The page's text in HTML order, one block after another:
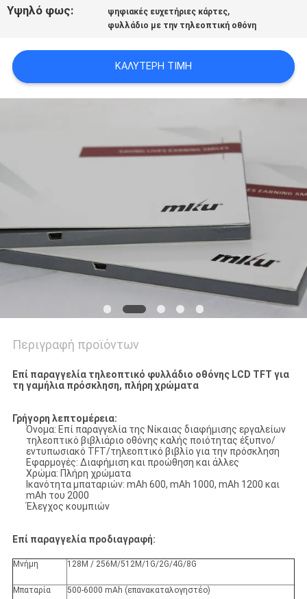
PRIVACY
POLICY
Υψηλό φως: ψηφιακές ευχετήριες κάρτες,
φυλλάδιο με την τηλεοπτική οθόνη
ΚΑΛΎΤΕΡΗ ΤΙΜΉ
Περιγραφή προϊόντων
Επί παραγγελία τηλεοπτικό φυλλάδιο οθόνης LCD TFT για
τη γαμήλια πρόσκληση, πλήρη χρώματα
Γρήγορη λεπτομέρεια:
Όνομα: Επί παραγγελία της Νίκαιας διαφήμισης εργαλείων
τηλεοπτικό βιβλιάριο οθόνης καλής ποιότητας έξυπνο/
εντυπωσιακό TFT/τηλεοπτικό βιβλίο για την πρόσκληση
Εφαρμογές: Διαφήμιση και προώθηση και άλλες
Χρώμα: Πλήρη χρώματα
Ικανότητα μπαταριών: mAh 600, mAh 1000, mAh 1200 και
mAh του 2000
Έλεγχος κουμπιών
Επί παραγγελία προδιαγραφή:
Μνήμη 128M / 256M/512M/1G/2G/4G/8G
Μπαταρία 500-6000 mAh (επανακαταλογηστέο)